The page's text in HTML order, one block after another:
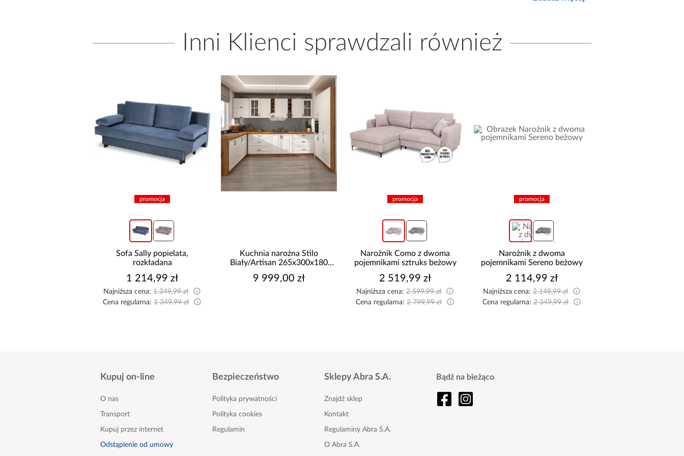
Inni Klienci sprawdzali również
Sofa Sally popielata,
rozkładana
1 214,99 zł
Najniższa cena:1 349,99 zł
Cena regularna: 1 349,99 zł
Kuchnia narożna Stilo
Biały/Artisan 265x300x180
9 999,00 zł
Narożnik Como z dwoma
pojemnikami sztruks beżowy
2 519,99 zł
Najniższa cena:2 599,99 zł
Cena regularna: 2 799,99 zł
Narożnik z dwoma
pojemnikami Sereno beżowy
2 114,99 zł
Najniższa cena:2 149,99 zł
Cena regularna:2 349,99 zł
Kupuj on-line
O nas
Transport
Kupuj przez internet
Odstąpienie od umowy
Bezpieczeństwo
Polityka prywatności
Polityka cookies
Regulamin
Sklepy Abra S.A.
Znajdź sklep
Kontakt
Regulaminy Abra S.A.
O Abra S.A.
Bądź na bieżąco